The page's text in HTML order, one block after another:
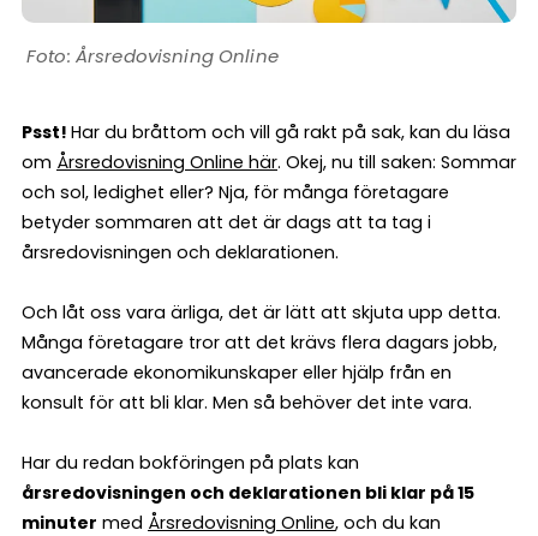
Årsredovisning Online
Psst! Har du bråttom och vill gå rakt på sak, kan du läsa
om Årsredovisning Online här. Okej, nu till saken: Sommar
och sol, ledighet eller? Nja, för många företagare
betyder sommaren att det är dags att ta tag i
årsredovisningen och deklarationen.
Och låt oss vara ärliga, det är lätt att skjuta upp detta.
Många företagare tror att det krävs flera dagars jobb,
avancerade ekonomikunskaper eller hjälp från en
konsult för att bli klar. Men så behöver det inte vara.
Har du redan bokföringen på plats kan
årsredovisningen och deklarationen bli klar på 15
minuter med Årsredovisning Online, och du kan